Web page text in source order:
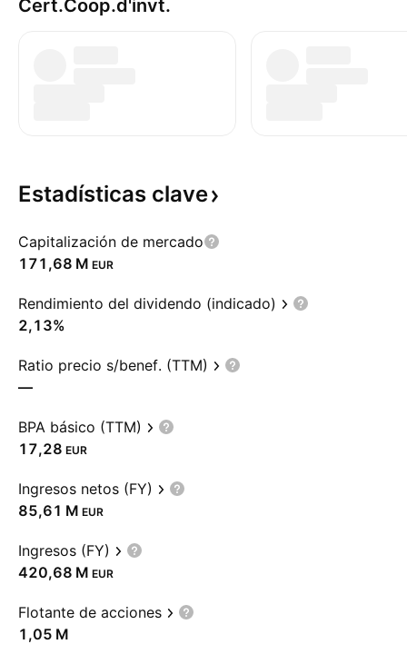
Cert.Coop.d'invt.
Estadísticas clave
Capitalización de mercado
‪171,68 M‬ EUR
Rendimiento del dividendo (indicado)
2,13%
Ratio precio s/benef. (TTM)
—
BPA básico (TTM)
17,28 EUR
Ingresos netos (FY)
‪85,61 M‬ EUR
Ingresos (FY)
‪420,68 M‬ EUR
Flotante de acciones
‪1,05 M‬